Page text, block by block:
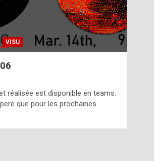
VISU
réalisée est disponible en teams.
que pour les prochaines